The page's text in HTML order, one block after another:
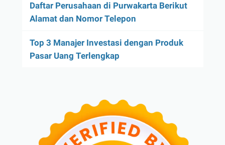
Daftar Perusahaan di Purwakarta Berikut
Alamat dan Nomor Telepon
Top 3 Manajer Investasi dengan Produk
Pasar Uang Terlengkap